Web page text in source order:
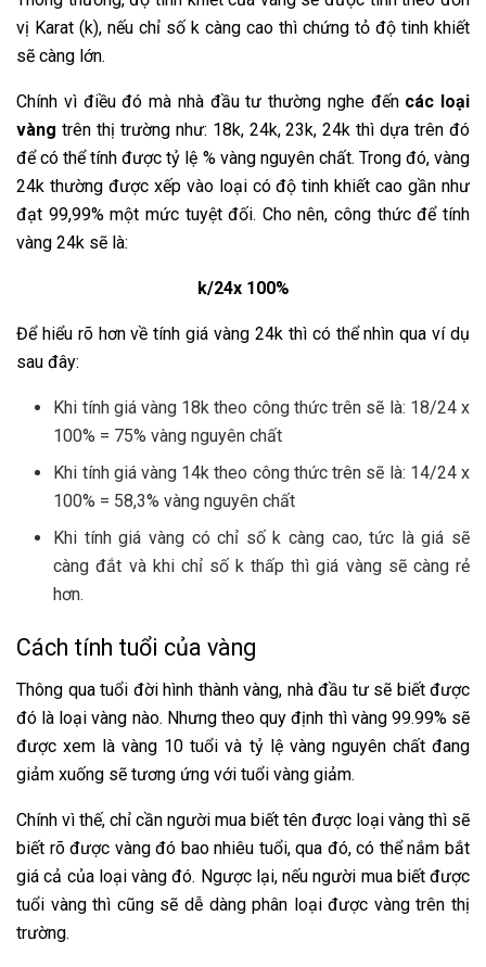
vị Karat (k), nếu chỉ số k càng cao thì chứng tỏ độ tinh khiết
sẽ càng lớn.
Chính vì điều đó mà nhà đầu tư thường nghe đến các loại
vàng trên thị trường như: 18k, 24k, 23k, 24k thì dựa trên đó
để có thể tính được tỷ lệ % vàng nguyên chất. Trong đó, vàng
24k thường được xếp vào loại có độ tinh khiết cao gần như
đạt 99,99% một mức tuyệt đối. Cho nên, công thức để tính
vàng 24k sẽ là:
k/24x 100%
Để hiểu rõ hơn về tính giá vàng 24k thì có thể nhìn qua ví dụ
sau đây:
Khi tính giá vàng 18k theo công thức trên sẽ là: 18/24 x
100% = 75% vàng nguyên chất
Khi tính giá vàng 14k theo công thức trên sẽ là: 14/24 x
100% = 58,3% vàng nguyên chất
Khi tính giá vàng có chỉ số k càng cao, tức là giá sẽ
càng đắt và khi chỉ số k thấp thì giá vàng sẽ càng rẻ
hơn.
Cách tính tuổi của vàng
Thông qua tuổi đời hình thành vàng, nhà đầu tư sẽ biết được
đó là loại vàng nào. Nhưng theo quy định thì vàng 99.99% sẽ
được xem là vàng 10 tuổi và tỷ lệ vàng nguyên chất đang
giảm xuống sẽ tương ứng với tuổi vàng giảm.
Chính vì thế, chỉ cần người mua biết tên được loại vàng thì sẽ
biết rõ được vàng đó bao nhiêu tuổi, qua đó, có thể nắm bắt
giá cả của loại vàng đó. Ngược lại, nếu người mua biết được
tuổi vàng thì cũng sẽ dễ dàng phân loại được vàng trên thị
trường.